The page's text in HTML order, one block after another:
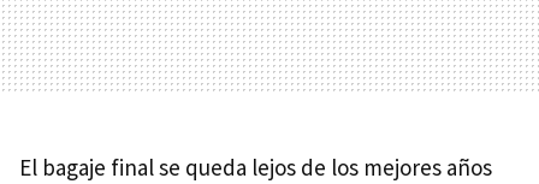
El bagaje final se queda lejos de los mejores años